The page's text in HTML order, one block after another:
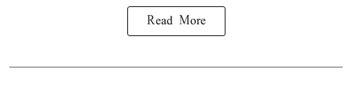
Read More